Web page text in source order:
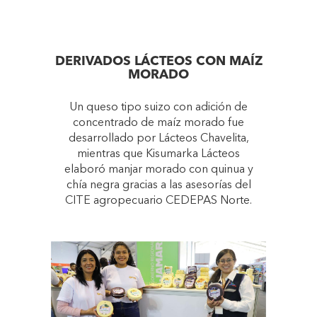
DERIVADOS LÁCTEOS CON MAÍZ
MORADO
Un queso tipo suizo con adición de
concentrado de maíz morado fue
desarrollado por Lácteos Chavelita,
mientras que Kisumarka Lácteos
elaboró manjar morado con quinua y
chía negra gracias a las asesorías del
CITE agropecuario CEDEPAS Norte.